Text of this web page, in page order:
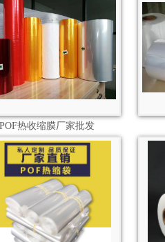
POF热收缩膜厂家批发